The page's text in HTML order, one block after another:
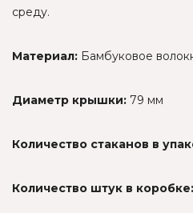
среду.
Материал: Бамбуковое
Диаметр крышки: 79 мм
Количество стаканов в
Количество штук в коробке: